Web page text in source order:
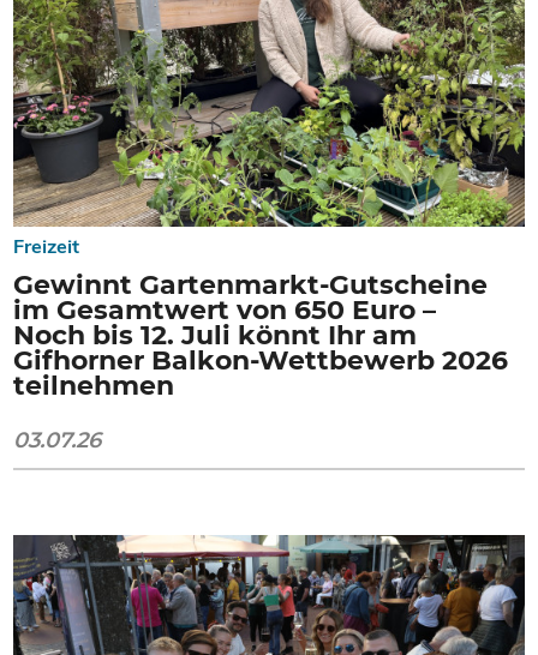
Freizeit
Gewinnt Gartenmarkt-Gutscheine
im Gesamtwert von 650 Euro –
Noch bis 12. Juli könnt Ihr am
Gifhorner Balkon-Wettbewerb 2026
teilnehmen
03.07.26